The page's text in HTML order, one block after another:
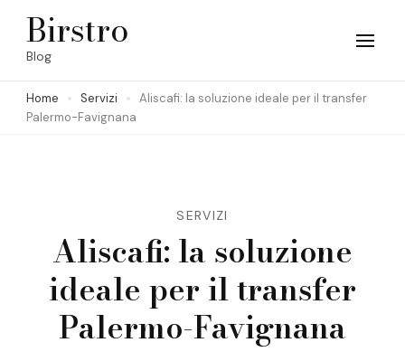
Skip
(Press
Birstro
Blog
Home Servizi
Aliscafi: la soluzione ideale per il transfer
Palermo-Favignana
SERVIZI
Aliscafi: la soluzione
ideale per il transfer
Palermo-Favignana